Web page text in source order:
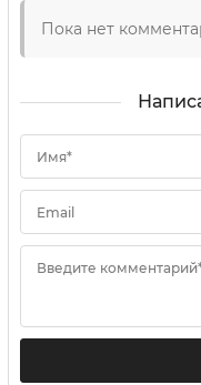
Пока нет
Имя*
Email
Введите